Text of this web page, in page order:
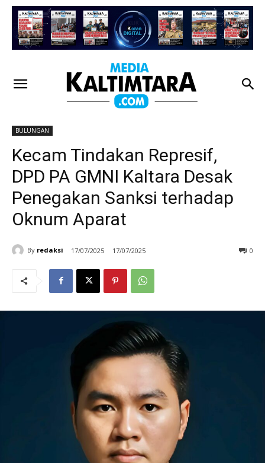
BULUNGAN
Kecam Tindakan Represif,
DPD PA GMNI Kaltara Desak
Penegakan Sanksi terhadap
Oknum Aparat
By redaksi 17/07/2025 17/07/2025 0